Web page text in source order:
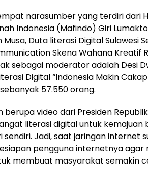
narasumber yang terdiri dari
Indonesia (Mafindo) Giri
Duta literasi Digital Sulawesi
Skena Wahana Kreatif
sebagai moderator adalah Desi
Digital “Indonesia Makin
57.550 orang.
video dari Presiden
literasi digital untuk kemajuan
Jadi, saat jaringan internet
pengguna internetnya
membuat masyarakat semakin